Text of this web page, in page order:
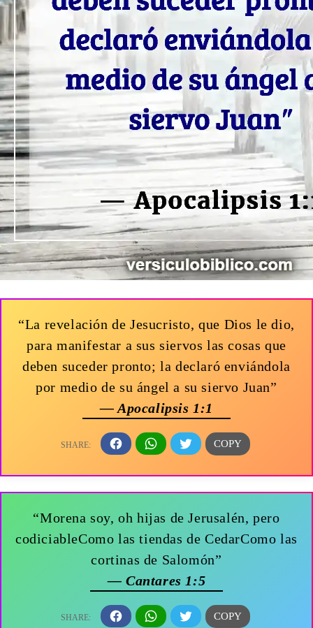
“La revelación de Jesucristo, que Dios le dio,
para manifestar a sus siervos las cosas que
deben suceder pronto; la declaró enviándola
por medio de su ángel a su siervo Juan”
— Apocalipsis 1:1
“Morena soy, oh hijas de Jerusalén, pero
codiciableComo las tiendas de CedarComo las
cortinas de Salomón”
— Cantares 1:5